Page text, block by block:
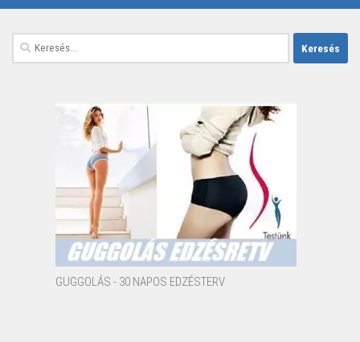
Keresés:
GUGGOLÁS - 30 NAPOS EDZÉSTERV